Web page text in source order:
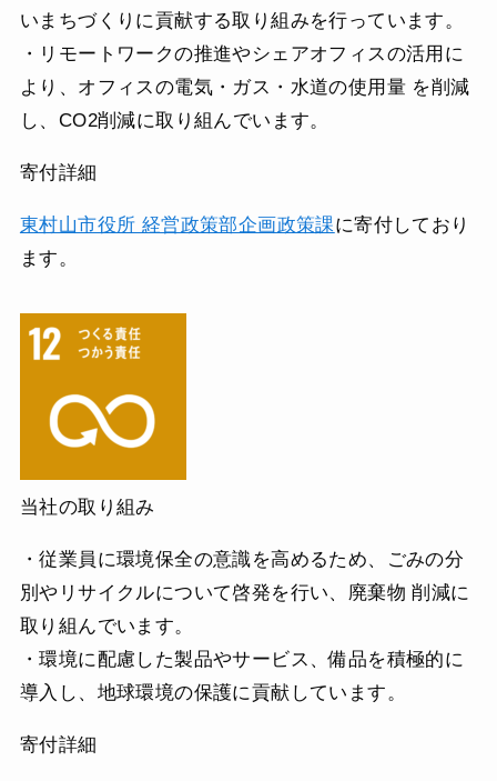
いまちづくりに貢献する取り組みを行っています。
・リモートワークの推進やシェアオフィスの活用に
より、オフィスの電気・ガス・水道の使用量 を削減
し、CO2削減に取り組んでいます。
寄付詳細
東村山市役所 経営政策部企画政策課に寄付しており
ます。
当社の取り組み
・従業員に環境保全の意識を高めるため、ごみの分
別やリサイクルについて啓発を行い、廃棄物 削減に
取り組んでいます。
・環境に配慮した製品やサービス、備品を積極的に
導入し、地球環境の保護に貢献しています。
寄付詳細